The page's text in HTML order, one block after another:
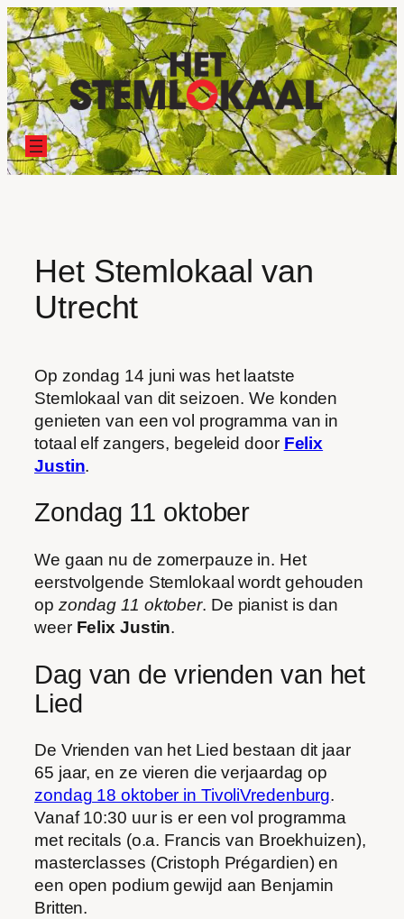
Ga
naar
de
inhoud
Het Stemlokaal van
Utrecht
Op zondag 14 juni was het laatste
Stemlokaal van dit seizoen. We konden
genieten van een vol programma van in
totaal elf zangers, begeleid door Felix
Justin.
Zondag 11 oktober
We gaan nu de zomerpauze in. Het
eerstvolgende Stemlokaal wordt gehouden
op zondag 11 oktober. De pianist is dan
weer Felix Justin.
Dag van de vrienden van het
Lied
De Vrienden van het Lied bestaan dit jaar
65 jaar, en ze vieren die verjaardag op
zondag 18 oktober in TivoliVredenburg.
Vanaf 10:30 uur is er een vol programma
met recitals (o.a. Francis van Broekhuizen),
masterclasses (Cristoph Prégardien) en
een open podium gewijd aan Benjamin
Britten.